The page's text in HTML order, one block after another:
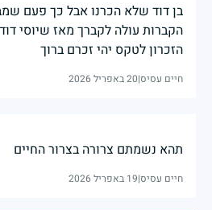
בן דוד שלא הכרנו אבל כך פעם
הקברות עולה לקברך מאז שיוסי
הזכרון לטקס יהי זכרם ברוך
חיים עסיס|20 באפריל 2026
תהא נשמתם צרורה בצרור החיים
חיים עסיס|19 באפריל 2026